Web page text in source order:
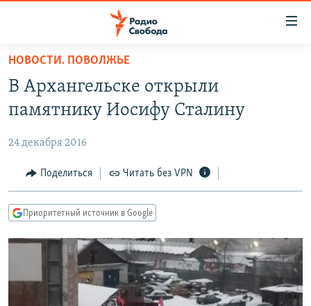
упрощенного
доступа
основному
Вернутся
главной
навигации
Вернутся
ПОДКАСТЫ
АВТОРСКИЕ ПРОЕКТЫ
ЦИТАТЫ СВОБОДЫ
МНЕНИЯ
IDEL.РЕАЛИИ
КАВКАЗ.РЕАЛИИ
СЕВЕР.РЕАЛИИ
СИБИРЬ.РЕАЛИИ
НОВОСТИ. ПОВОЛЖЬЕ
В Архангельске открыли
памятнику Иосифу Сталину
24 декабря 2016
Поделиться Читать без VPN
Приоритетный источник в Google